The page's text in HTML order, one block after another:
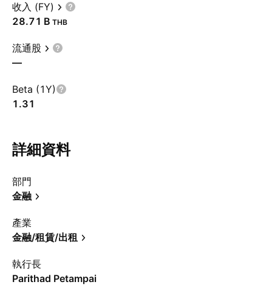
收入 (FY)
‪28.71 B‬ THB
流通股
—
Beta (1Y)
1.31
詳細資料
部門
金融
產業
金融/租賃/出租
執行長
Parithad Petampai